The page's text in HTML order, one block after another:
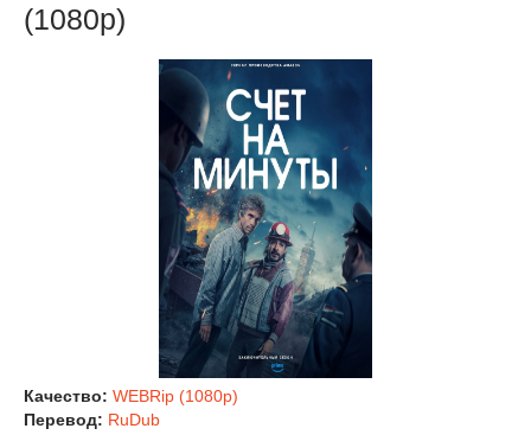
(1080р)
Качество: WEBRip (1080p)
Перевод: RuDub